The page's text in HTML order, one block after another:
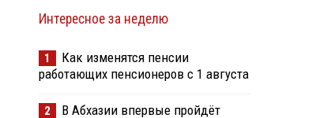
Интересное за неделю
1
Как изменятся пенсии
работающих пенсионеров с 1 августа
2
В Абхазии впервые пройдёт